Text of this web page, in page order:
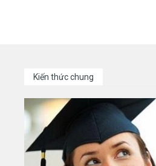
Kiến thức chung